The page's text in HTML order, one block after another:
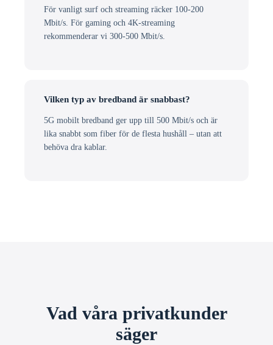
För vanligt surf och streaming räcker 100-200
Mbit/s. För gaming och 4K-streaming
rekommenderar vi 300-500 Mbit/s.
Vilken typ av bredband är snabbast?
5G mobilt bredband ger upp till 500 Mbit/s och är
lika snabbt som fiber för de flesta hushåll – utan att
behöva dra kablar.
Vad våra privatkunder
säger